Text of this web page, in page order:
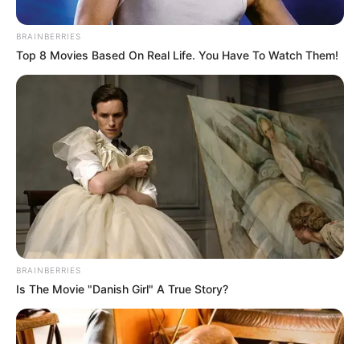
ΑΠΟΨΕΙΣ ΔΙΕΘΝΗ
ΑΔΡΕΝΟΧΡΩΜΑ – ΑΠΑΓΩΓΕΣ ΠΑΙΔΙΩΝ
ΚΑΙ ΤΟ DEAL 21-GR 40 000 ΕΥΡΏ. ΓΙΑΤΊ 21
ΓΡΑΜΜΆΡΙΑ ?
ΑΔΡΕΝΟΧΡΩΜΑ – ΑΠΑΓΩΓΕΣ ΠΑΙΔΙΩΝ ΚΑΙ ΤΟ DEAL 21-GR 40
000 ΕΥΡΏ. ΓΙΑΤΊ 21 ΓΡΑΜΜΆΡΙΑ ? Δεν γνωρίζω πόσοι από
εσάς έχετε δει και την ταινία...
ΚΟΙΝΩΝΙΚΑ ΔΙΚΤΥΑ
FACEBOOK ΑΡΈΣΕΙ
BRAINBERRIES
Top 8 Movies Based On Real Life. You Have To Watch Them!
BRAINBERRIES
Is The Movie "Danish Girl" A True Story?